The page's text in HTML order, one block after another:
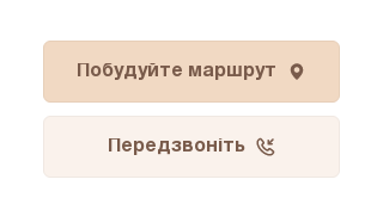
Побудуйте маршрут
Передзвоніть